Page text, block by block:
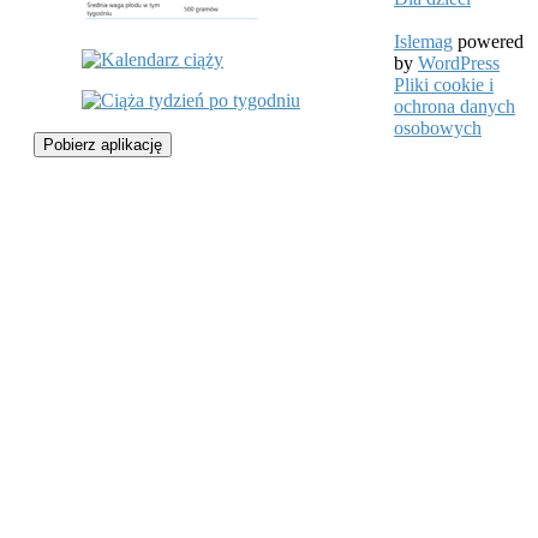
Pobierz aplikację
Islemag powered
by WordPress
Pliki cookie i
ochrona danych
osobowych